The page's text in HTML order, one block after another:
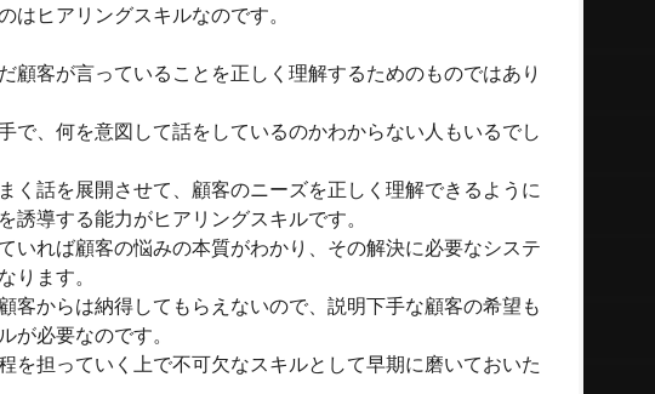
はヒアリングスキルなのです。
顧客が言っていることを正しく理解するためのものではあり
で、何を意図して話をしているのかわからない人もいるでし
く話を展開させて、顧客のニーズを正しく理解できるように
誘導する能力がヒアリングスキルです。
いれば顧客の悩みの本質がわかり、その解決に必要なシステ
ります。
客からは納得してもらえないので、説明下手な顧客の希望も
が必要なのです。
を担っていく上で不可欠なスキルとして早期に磨いておいた